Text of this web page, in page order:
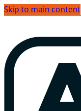
Skip to main content